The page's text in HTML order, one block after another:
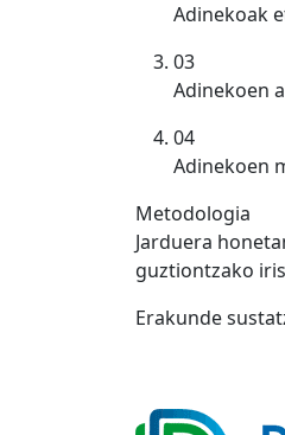
Adinekoak
03
Adinekoen
04
Adinekoen
Metodologia
Jarduera
guztiontzako
Erakunde